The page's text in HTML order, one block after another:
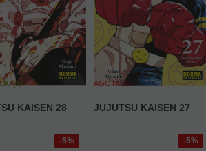
(1 )
KAISEN 28
5%
AGOTADO
JUJUTSU KAISEN 27
5%